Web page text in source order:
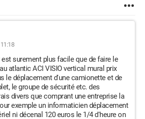
surement plus facile que de faire le
atlantic ACI VISIO vertical mural prix
le déplacement d'une camionette et de
le groupe de sécurité etc. des
divers que comprant une entreprise la
exemple un informaticien déplacement
ni décenal 120 euros le 1/4 d'heure on